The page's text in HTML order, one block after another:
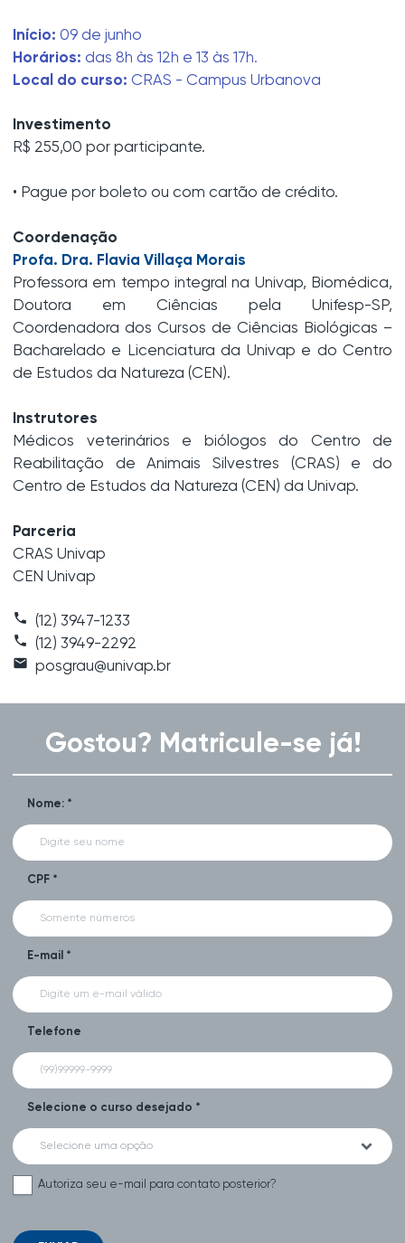
Início: 09 de junho
Horários: das 8h às 12h e 13 às 17h.
Local do curso: CRAS - Campus Urbanova
Investimento
R$ 255,00 por participante.
• Pague por boleto ou com cartão de crédito.
Coordenação
Profa. Dra. Flavia Villaça Morais
Professora em tempo integral na Univap, Biomédica,
Doutora em Ciências pela Unifesp-SP,
Coordenadora dos Cursos de Ciências Biológicas –
Bacharelado e Licenciatura da Univap e do Centro
de Estudos da Natureza (CEN).
Instrutores
Médicos veterinários e biólogos do Centro de
Reabilitação de Animais Silvestres (CRAS) e do
Centro de Estudos da Natureza (CEN) da Univap.
Parceria
CRAS Univap
CEN Univap
phone (12) 3947-1233
call (12) 3949-2292
email posgrau@univap.br
Gostou? Matricule-se já!
Nome: *
CPF *
E-mail *
Telefone
Selecione o curso desejado *
Selecione uma opção
Autoriza seu e-mail para contato posterior?